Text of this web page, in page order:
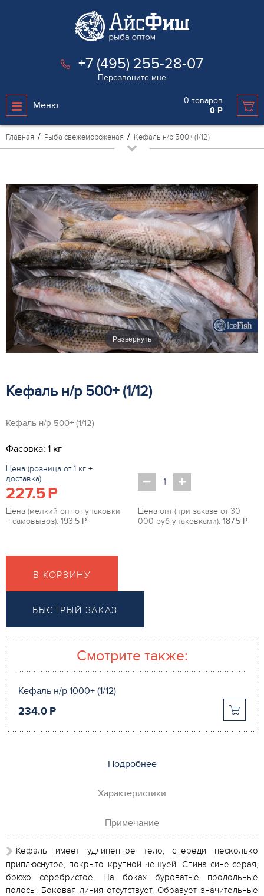
+7 (495) 255-28-07
Перезвоните мне
Меню 0 товаров
0 Р
Главная Рыба свежемороженая Кефаль н/р 500+ (1/12)
Развернуть
Кефаль н/р 500+ (1/12)
Кефаль н/р 500+ (1/12)
Фасовка: 1 кг
Цена (розница от 1 кг +
доставка):
227.5P
Цена (мелкий опт от упаковки
+ самовывоз): 193.5 P
Цена опт (при заказе от 30
000 руб упаковками): 187.5 P
В КОРЗИНУ
БЫСТРЫЙ ЗАКАЗ
Смотрите также:
Кефаль н/р 1000+ (1/12)
234.0 P
Подробнее
Характеристики
Примечание
Кефаль имеет удлиненное тело, спереди несколько
приплюснутое, покрыто крупной чешуей. Спина сине-серая,
брюхо серебристое. На боках буроватые продольные
полосы. Боковая линия отсутствует. Образует значительные